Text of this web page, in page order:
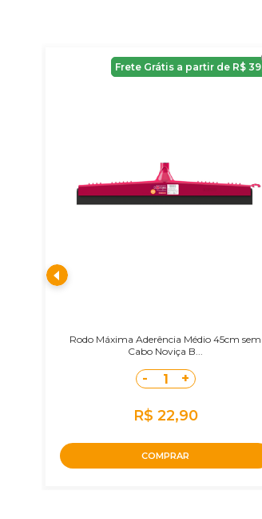
Frete Grátis a partir de R$
Rodo Máxima Aderência Médio 45cm sem
Cabo Noviça B...
- 1 +
R$ 22,90
COMPRAR